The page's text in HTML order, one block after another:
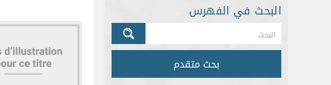
البحث في الفهرس
بحث متقدم